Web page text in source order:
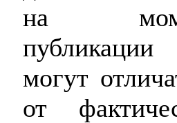
на
могут
от